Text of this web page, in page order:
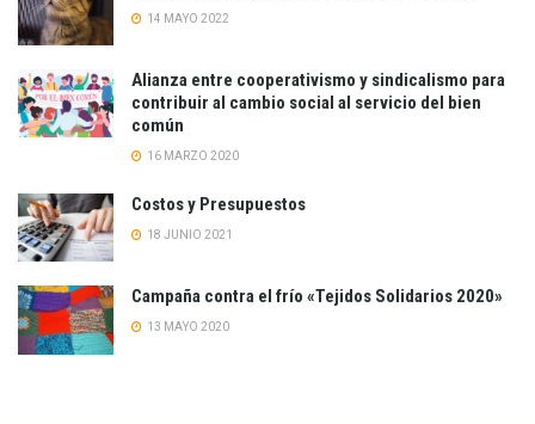
14 MAYO 2022
Alianza entre cooperativismo y sindicalismo para
contribuir al cambio social al servicio del bien
común
16 MARZO 2020
Costos y Presupuestos
18 JUNIO 2021
Campaña contra el frío «Tejidos Solidarios 2020»
13 MAYO 2020